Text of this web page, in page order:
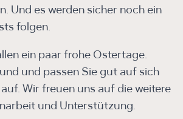
Und es werden sicher noch ein
folgen.
ein paar frohe Ostertage.
und passen Sie gut auf sich
Wir freuen uns auf die weitere
und Unterstützung.